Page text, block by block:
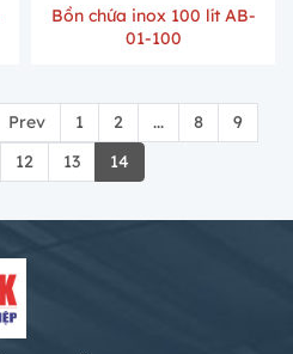
Bồn chứa inox 100 lít AB-
01-100
Prev 1 2 ... 8
9
12 13 14